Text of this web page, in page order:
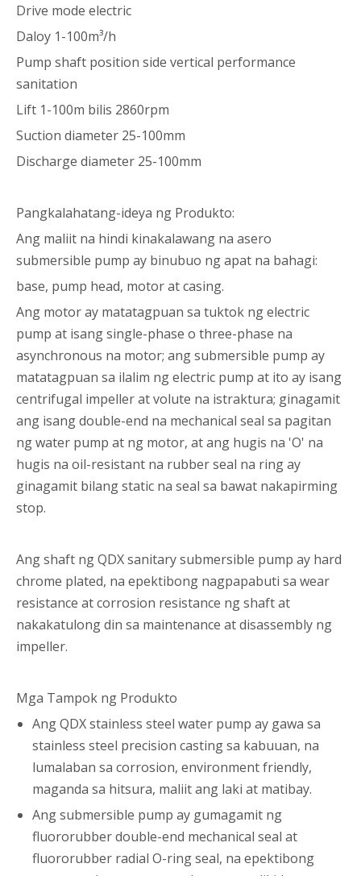
Drive mode electric
Daloy 1-100m³/h
Pump shaft position side vertical performance
sanitation
Lift 1-100m bilis 2860rpm
Suction diameter 25-100mm
Discharge diameter 25-100mm
Pangkalahatang-ideya ng Produkto:
Ang maliit na hindi kinakalawang na asero
submersible pump ay binubuo ng apat na bahagi:
base, pump head, motor at casing.
Ang motor ay matatagpuan sa tuktok ng electric
pump at isang single-phase o three-phase na
asynchronous na motor; ang submersible pump ay
matatagpuan sa ilalim ng electric pump at ito ay isang
centrifugal impeller at volute na istraktura; ginagamit
ang isang double-end na mechanical seal sa pagitan
ng water pump at ng motor, at ang hugis na 'O' na
hugis na oil-resistant na rubber seal na ring ay
ginagamit bilang static na seal sa bawat nakapirming
stop.
Ang shaft ng QDX sanitary submersible pump ay hard
chrome plated, na epektibong nagpapabuti sa wear
resistance at corrosion resistance ng shaft at
nakakatulong din sa maintenance at disassembly ng
impeller.
Mga Tampok ng Produkto
Ang QDX stainless steel water pump ay gawa sa
stainless steel precision casting sa kabuuan, na
lumalaban sa corrosion, environment friendly,
maganda sa hitsura, maliit ang laki at matibay.
Ang submersible pump ay gumagamit ng
fluororubber double-end mechanical seal at
fluororubber radial O-ring seal, na epektibong